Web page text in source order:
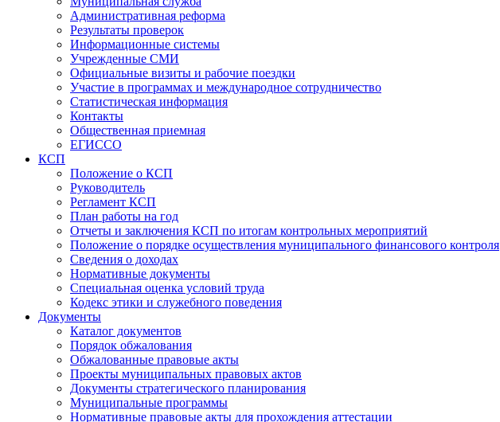
Административная реформа
Результаты проверок
Информационные системы
Учрежденные СМИ
Официальные визиты и рабочие поездки
Участие в программах и международное сотрудничество
Статистическая информация
Контакты
Общественная приемная
ЕГИССО
КСП
Положение о КСП
Руководитель
Регламент КСП
План работы на год
Отчеты и заключения КСП по итогам контрольных мероприятий
Положение о порядке осуществления муниципального финансового контроля
Сведения о доходах
Нормативные документы
Специальная оценка условий труда
Кодекс этики и служебного поведения
Документы
Каталог документов
Порядок обжалования
Обжалованные правовые акты
Проекты муниципальных правовых актов
Документы стратегического планирования
Муниципальные программы
Нормативные правовые акты для прохождения аттестации